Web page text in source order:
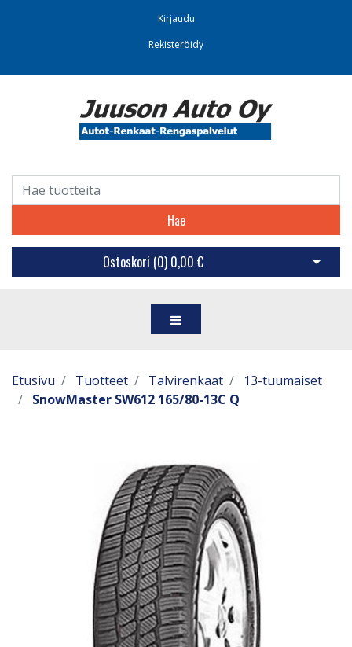
Kirjaudu
Rekisteröidy
Hae
Ostoskori (0) 0,00 € Avaa
Etusivu Tuotteet Talvirenkaat
13-tuumaiset
SnowMaster SW612 165/80-13C Q